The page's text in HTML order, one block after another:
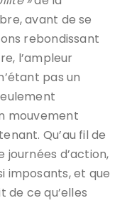
avant de se
rebondissant
l’ampleur
pas un
mouvement
Qu’au fil de
journées d’action,
imposants, et que
de ce qu’elles